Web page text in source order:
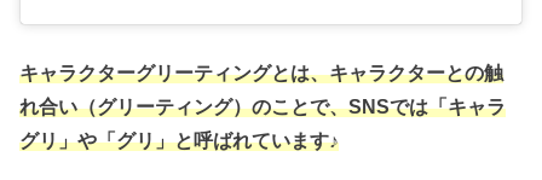
キャラクターグリーティングとは、キャラクターとの触
れ合い（グリーティング）のことで、SNSでは「キャラ
グリ」や「グリ」と呼ばれています♪